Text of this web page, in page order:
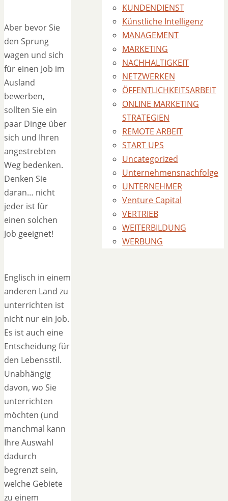
Aber bevor Sie
den Sprung
wagen und sich
für einen Job im
Ausland
bewerben,
sollten Sie ein
paar Dinge über
sich und Ihren
angestrebten
Weg bedenken.
Denken Sie
daran… nicht
jeder ist für
einen solchen
Job geeignet!
Englisch in einem
anderen Land zu
unterrichten ist
nicht nur ein Job.
Es ist auch eine
Entscheidung für
den Lebensstil.
Unabhängig
davon, wo Sie
unterrichten
möchten (und
manchmal kann
Ihre Auswahl
dadurch
begrenzt sein,
welche Gebiete
zu einem
KUNDENDIENST
Künstliche Intelligenz
MANAGEMENT
MARKETING
NACHHALTIGKEIT
NETZWERKEN
ÖFFENTLICHKEITSARBEIT
ONLINE MARKETING
STRATEGIEN
REMOTE ARBEIT
START UPS
Uncategorized
Unternehmensnachfolge
UNTERNEHMER
Venture Capital
VERTRIEB
WEITERBILDUNG
WERBUNG